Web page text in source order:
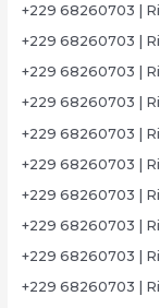
+229 68260703 |
+229 68260703 |
+229 68260703 |
+229 68260703 |
+229 68260703 |
+229 68260703 |
+229 68260703 |
+229 68260703 |
+229 68260703 |
+229 68260703 |